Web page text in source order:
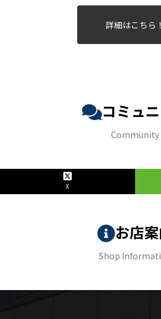
詳細はこちら！
コミュ
Community
X
お店
Shop